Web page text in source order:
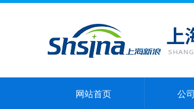
网站首页 公